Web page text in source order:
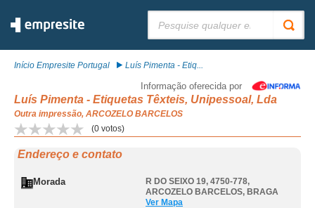
Início Empresite Portugal Luís Pimenta - Etiq...
Informação oferecida por
Luís Pimenta - Etiquetas Têxteis, Unipessoal, Lda
Outra impressão, ARCOZELO BARCELOS
(0 votos)
Endereço e contato
Morada R DO SEIXO 19, 4750-778,
ARCOZELO BARCELOS, BRAGA
Ver Mapa